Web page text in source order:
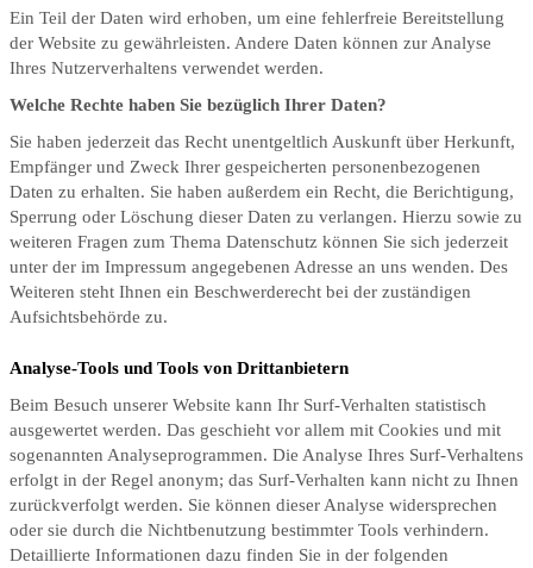
Ein Teil der Daten wird erhoben, um eine fehlerfreie Bereitstellung
der Website zu gewährleisten. Andere Daten können zur Analyse
Ihres Nutzerverhaltens verwendet werden.
Welche Rechte haben Sie bezüglich Ihrer Daten?
Sie haben jederzeit das Recht unentgeltlich Auskunft über Herkunft,
Empfänger und Zweck Ihrer gespeicherten personenbezogenen
Daten zu erhalten. Sie haben außerdem ein Recht, die Berichtigung,
Sperrung oder Löschung dieser Daten zu verlangen. Hierzu sowie zu
weiteren Fragen zum Thema Datenschutz können Sie sich jederzeit
unter der im Impressum angegebenen Adresse an uns wenden. Des
Weiteren steht Ihnen ein Beschwerderecht bei der zuständigen
Aufsichtsbehörde zu.
Analyse-Tools und Tools von Drittanbietern
Beim Besuch unserer Website kann Ihr Surf-Verhalten statistisch
ausgewertet werden. Das geschieht vor allem mit Cookies und mit
sogenannten Analyseprogrammen. Die Analyse Ihres Surf-Verhaltens
erfolgt in der Regel anonym; das Surf-Verhalten kann nicht zu Ihnen
zurückverfolgt werden. Sie können dieser Analyse widersprechen
oder sie durch die Nichtbenutzung bestimmter Tools verhindern.
Detaillierte Informationen dazu finden Sie in der folgenden